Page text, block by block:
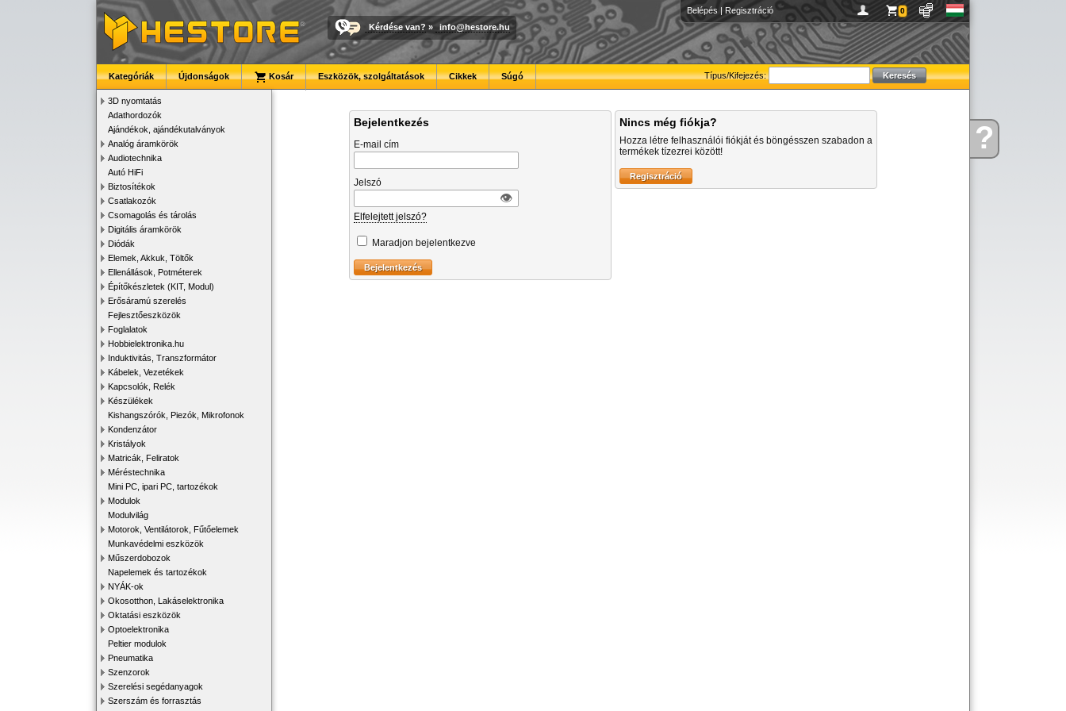
Kérdése?
Belépés | Regisztráció 0
Kérdése van? » info@hestore.hu
Típus/Kifejezés:
Kategóriák Újdonságok Kosár Eszközök, szolgáltatások Cikkek Súgó
3D nyomtatás
Adathordozók
Ajándékok, ajándékutalványok
Analóg áramkörök
Audiotechnika
Autó HiFi
Biztosítékok
Csatlakozók
Csomagolás és tárolás
Digitális áramkörök
Diódák
Elemek, Akkuk, Töltők
Ellenállások, Potméterek
Építőkészletek (KIT, Modul)
Erősáramú szerelés
Fejlesztőeszközök
Foglalatok
Hobbielektronika.hu
Induktivitás, Transzformátor
Kábelek, Vezetékek
Kapcsolók, Relék
Készülékek
Kishangszórók, Piezók, Mikrofonok
Kondenzátor
Kristályok
Matricák, Feliratok
Méréstechnika
Mini PC, ipari PC, tartozékok
Modulok
Modulvilág
Motorok, Ventilátorok, Fűtőelemek
Munkavédelmi eszközök
Műszerdobozok
Napelemek és tartozékok
NYÁK-ok
Okosotthon, Lakáselektronika
Oktatási eszközök
Optoelektronika
Peltier modulok
Pneumatika
Szenzorok
Szerelési segédanyagok
Szerszám és forrasztás
Bejelentkezés
E-mail cím
Jelszó
👁︎
Elfelejtett jelszó?
Maradjon bejelentkezve
Nincs még fiókja?
Hozza létre felhasználói fiókját és böngésszen szabadon a
termékek tízezrei között!